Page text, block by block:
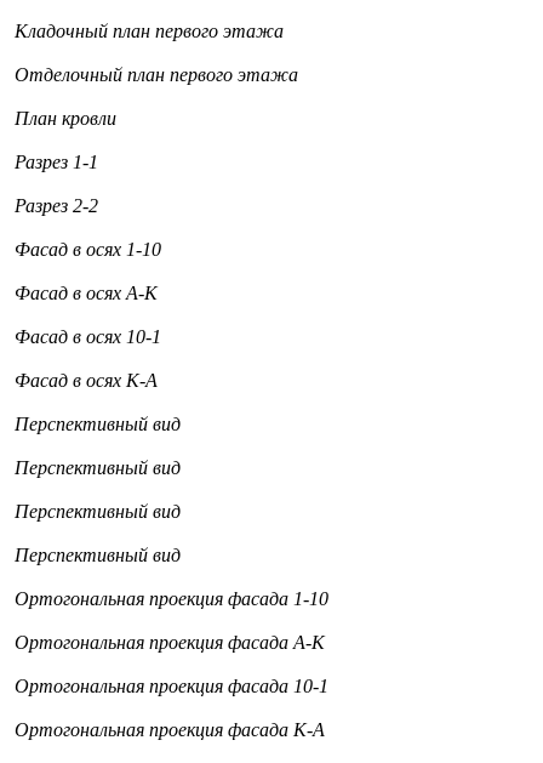
Кладочный план первого этажа
Отделочный план первого этажа
План кровли
Разрез 1-1
Разрез 2-2
Фасад в осях 1-10
Фасад в осях А-К
Фасад в осях 10-1
Фасад в осях К-А
Перспективный вид
Перспективный вид
Перспективный вид
Перспективный вид
Ортогональная проекция фасада 1-10
Ортогональная проекция фасада А-К
Ортогональная проекция фасада 10-1
Ортогональная проекция фасада К-А